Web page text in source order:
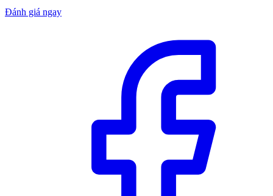
Đánh giá ngay